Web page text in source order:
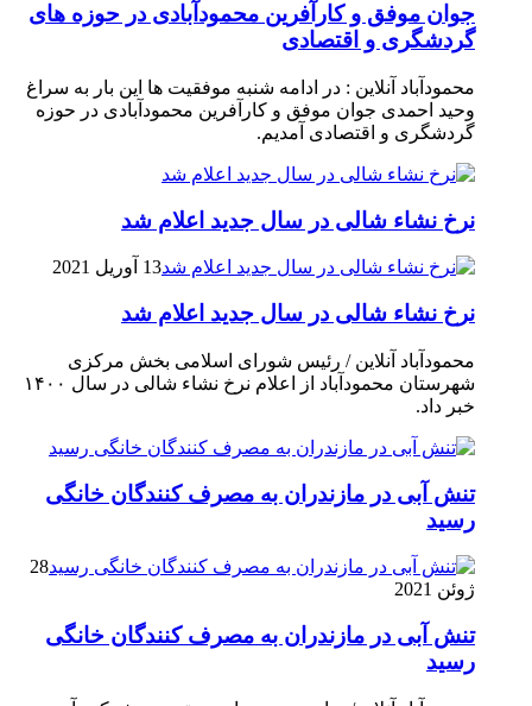
جوان موفق و کارآفرین محمودآبادی در حوزه های
گردشگری و اقتصادی
محمودآباد آنلاین : در ادامه شنبه موفقیت ها این بار به سراغ
وحید احمدی جوان موفق و کارآفرین محمودآبادی در حوزه
گردشگری و اقتصادی آمدیم.
نرخ نشاء شالی در سال جدید اعلام شد
13 آوریل 2021
نرخ نشاء شالی در سال جدید اعلام شد
محمودآباد آنلاین / رئیس شورای اسلامی بخش مرکزی
شهرستان محمودآباد از اعلام نرخ نشاء شالی در سال ۱۴۰۰
خبر داد.
تنش آبی در مازندران به مصرف كنندگان خانگی
رسيد
28
ژوئن 2021
تنش آبی در مازندران به مصرف كنندگان خانگی
رسيد